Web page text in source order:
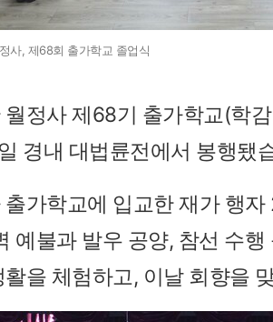
월정사, 제68회 출가학교 졸업식 사
월정사 제68기 출가학교(학
경내 대법륜전에서 봉행됐
출가학교에 입교한 재가 행
예불과 발우 공양, 참선 수
활을 체험하고, 이날 회향을